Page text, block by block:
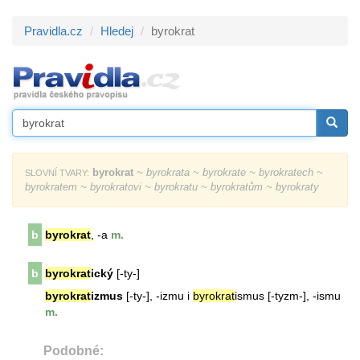
Pravidla.cz Hledej byrokrat
SLOVNÍ TVARY: byrokrat ~ byrokrata ~ byrokrate ~ byrokratech ~
byrokratem ~ byrokratovi ~ byrokratu ~ byrokratům ~ byrokraty
b byrokrat , -a m.
b byrokratický [-ty-]
byrokratizmus [-ty-], -izmu i byrokratismus [-tyzm-], -ismu
m.
Podobné: